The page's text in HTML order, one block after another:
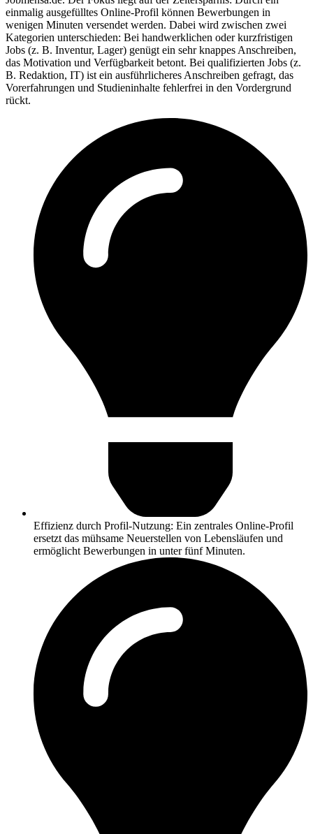
einmalig ausgefülltes Online-Profil können Bewerbungen in
wenigen Minuten versendet werden. Dabei wird zwischen zwei
Kategorien unterschieden: Bei handwerklichen oder kurzfristigen
Jobs (z. B. Inventur, Lager) genügt ein sehr knappes Anschreiben,
das Motivation und Verfügbarkeit betont. Bei qualifizierten Jobs (z.
B. Redaktion, IT) ist ein ausführlicheres Anschreiben gefragt, das
Vorerfahrungen und Studieninhalte fehlerfrei in den Vordergrund
rückt.
Effizienz durch Profil-Nutzung: Ein zentrales Online-Profil
ersetzt das mühsame Neuerstellen von Lebensläufen und
ermöglicht Bewerbungen in unter fünf Minuten.